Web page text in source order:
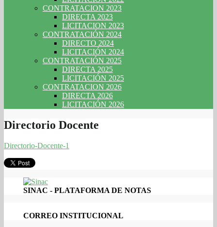
CONTRATACION 2023
DIRECTA 2023
LICITACION 2023
CONTRATACIÓN 2024
DIRECTO 2024
LICITACIÓN 2024
CONTRATACIÓN 2025
DIRECTA 2025
LICITACIÓN 2025
CONTRATACION 2026
DIRECTA 2026
LICITACIÓN 2026
Directorio Docente
Directorio-Docente-1
SINAC - PLATAFORMA DE NOTAS
CORREO INSTITUCIONAL